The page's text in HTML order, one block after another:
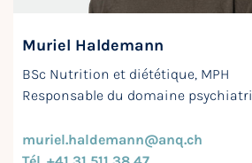
Muriel Haldemann
BSc Nutrition et diététique, MPH
Responsable du domaine
muriel.haldemann@anq.ch